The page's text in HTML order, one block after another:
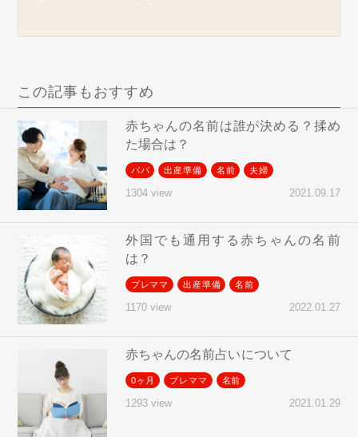
この記事もおすすめ
赤ちゃんの名前は誰が決める？揉め
た場合は？
パパ 出産準備 名前 夫婦
1304 view 2021.09.17
外国でも通用する赤ちゃんの名前
は？
プレママ 出産準備 名前
1170 view 2022.01.27
赤ちゃんの名前占いについて
0ヶ月 プレママ 名前
1293 view 2021.01.29